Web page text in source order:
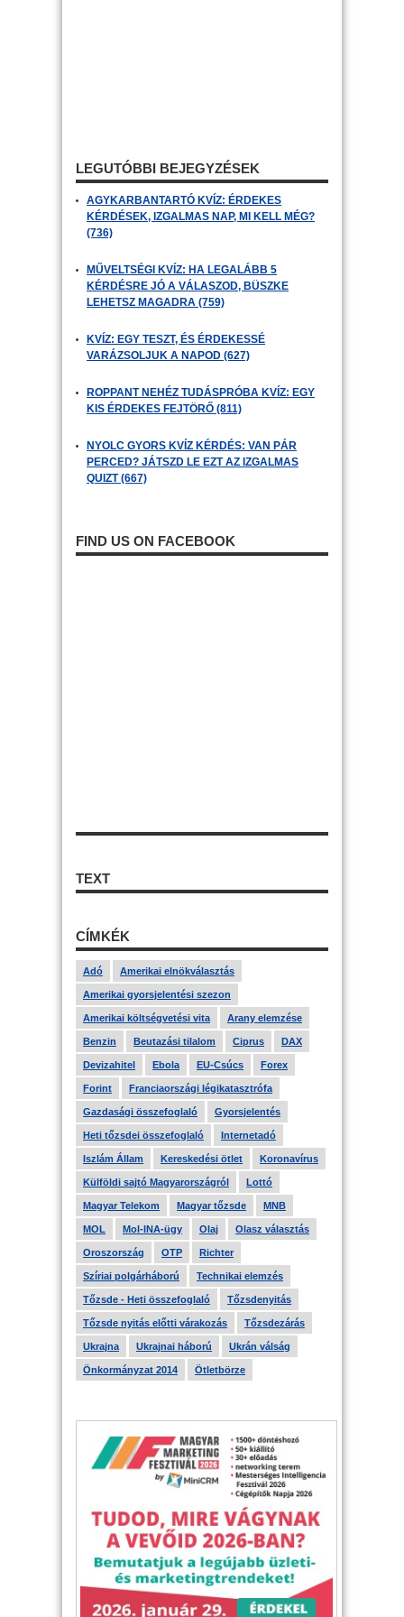
LEGUTÓBBI BEJEGYZÉSEK
AGYKARBANTARTÓ KVÍZ: ÉRDEKES
KÉRDÉSEK, IZGALMAS NAP, MI KELL MÉG?
(736)
MŰVELTSÉGI KVÍZ: HA LEGALÁBB 5
KÉRDÉSRE JÓ A VÁLASZOD, BÜSZKE
LEHETSZ MAGADRA (759)
KVÍZ: EGY TESZT, ÉS ÉRDEKESSÉ
VARÁZSOLJUK A NAPOD (627)
ROPPANT NEHÉZ TUDÁSPRÓBA KVÍZ: EGY
KIS ÉRDEKES FEJTÖRŐ (811)
NYOLC GYORS KVÍZ KÉRDÉS: VAN PÁR
PERCED? JÁTSZD LE EZT AZ IZGALMAS
QUIZT (667)
FIND US ON FACEBOOK
TEXT
CÍMKÉK
Adó Amerikai elnökválasztás
Amerikai gyorsjelentési szezon
Amerikai költségvetési vita Arany elemzése
Benzin Beutazási tilalom Ciprus DAX
Devizahitel Ebola EU-Csúcs Forex
Forint Franciaországi légikatasztrófa
Gazdasági összefoglaló Gyorsjelentés
Heti tőzsdei összefoglaló Internetadó
Iszlám Állam Kereskedési ötlet Koronavírus
Külföldi sajtó Magyarországról Lottó
Magyar Telekom Magyar tőzsde MNB
MOL Mol-INA-ügy Olaj Olasz választás
Oroszország OTP Richter
Szíriai polgárháború Technikai elemzés
Tőzsde - Heti összefoglaló Tőzsdenyitás
Tőzsde nyitás előtti várakozás Tőzsdezárás
Ukrajna Ukrajnai háború Ukrán válság
Önkormányzat 2014 Ötletbörze